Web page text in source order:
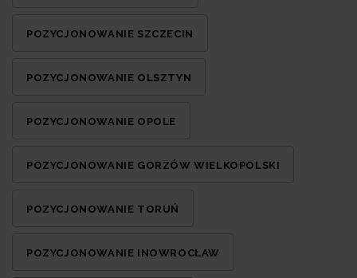
POZYCJONOWANIE SZCZECIN
POZYCJONOWANIE OLSZTYN
POZYCJONOWANIE OPOLE
POZYCJONOWANIE GORZÓW WIELKOPOLSKI
POZYCJONOWANIE TORUŃ
POZYCJONOWANIE INOWROCŁAW